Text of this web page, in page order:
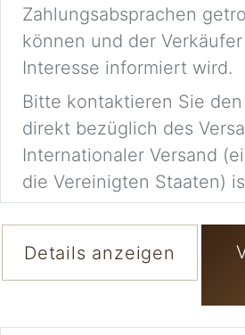
Zahlungsabsprachen
können und der
Interesse informiert wird.
Bitte kontaktieren Sie den
direkt bezüglich des
Internationaler Versand
die Vereinigten Staaten)
Details anzeigen